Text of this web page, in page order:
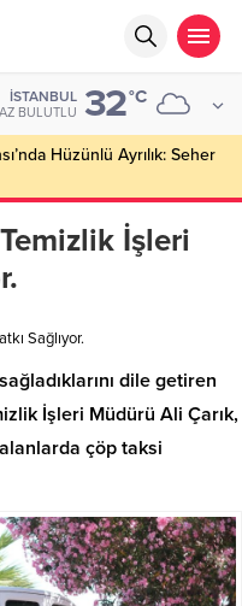
İSTANBUL
AZ BULUTLU 32°C
Hüzünlü Ayrılık: Seher
İşleri
Sağlıyor.
dile getiren
İşleri Müdürü Ali Çarık,
çöp taksi